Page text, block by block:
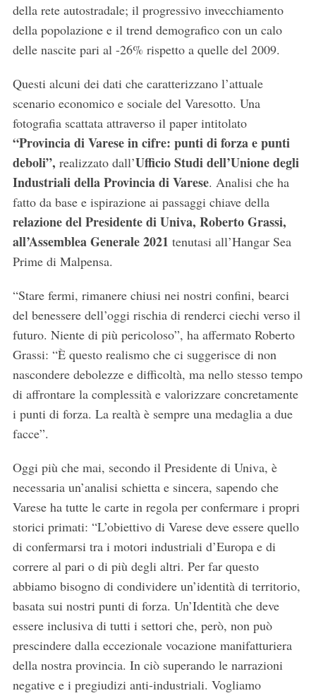
della rete autostradale; il progressivo invecchiamento
della popolazione e il trend demografico con un calo
delle nascite pari al -26% rispetto a quelle del 2009.
Questi alcuni dei dati che caratterizzano l’attuale
scenario economico e sociale del Varesotto. Una
fotografia scattata attraverso il paper intitolato
“Provincia di Varese in cifre: punti di forza e punti
deboli”, realizzato dall’Ufficio Studi dell’Unione degli
Industriali della Provincia di Varese. Analisi che ha
fatto da base e ispirazione ai passaggi chiave della
relazione del Presidente di Univa, Roberto Grassi,
all’Assemblea Generale 2021 tenutasi all’Hangar Sea
Prime di Malpensa.
“Stare fermi, rimanere chiusi nei nostri confini, bearci
del benessere dell’oggi rischia di renderci ciechi verso il
futuro. Niente di più pericoloso”, ha affermato Roberto
Grassi: “È questo realismo che ci suggerisce di non
nascondere debolezze e difficoltà, ma nello stesso tempo
di affrontare la complessità e valorizzare concretamente
i punti di forza. La realtà è sempre una medaglia a due
facce”.
Oggi più che mai, secondo il Presidente di Univa, è
necessaria un’analisi schietta e sincera, sapendo che
Varese ha tutte le carte in regola per confermare i propri
storici primati: “L’obiettivo di Varese deve essere quello
di confermarsi tra i motori industriali d’Europa e di
correre al pari o di più degli altri. Per far questo
abbiamo bisogno di condividere un’identità di territorio,
basata sui nostri punti di forza. Un’Identità che deve
essere inclusiva di tutti i settori che, però, non può
prescindere dalla eccezionale vocazione manifatturiera
della nostra provincia. In ciò superando le narrazioni
negative e i pregiudizi anti-industriali. Vogliamo